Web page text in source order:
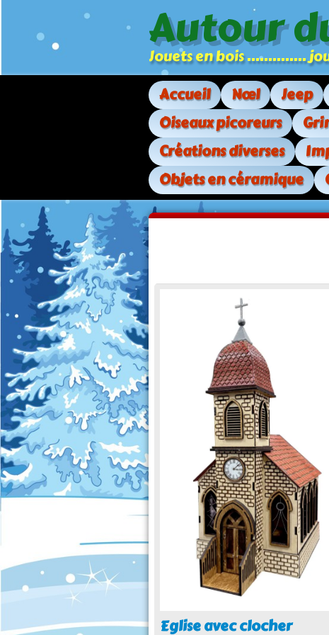
Autour
Jouets en bois ..............
Accueil
Nœl Jeep
Oiseaux picoreurs
Créations diverses
Objets en céramique
Eglise avec clocher